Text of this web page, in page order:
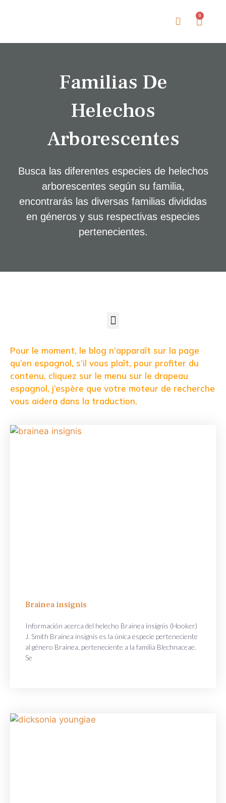
0
Familias De
Helechos
Arborescentes
Busca las diferentes especies de helechos
arborescentes según su familia,
encontrarás las diversas familias divididas
en géneros y sus respectivas especies
pertenecientes.
Pour le moment, le blog n’apparaît sur la page
qu’en espagnol, s’il vous plaît, pour profiter du
contenu, cliquez sur le menu sur le drapeau
espagnol, j’espère que votre moteur de recherche
vous aidera dans la traduction.
Brainea insignis
Información acerca del helecho Brainea insignis (Hooker)
J. Smith Brainea insignis es la única especie perteneciente
al género Brainea, perteneciente a la familia Blechnaceae.
Se